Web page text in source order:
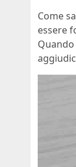
Come
essere
Quando